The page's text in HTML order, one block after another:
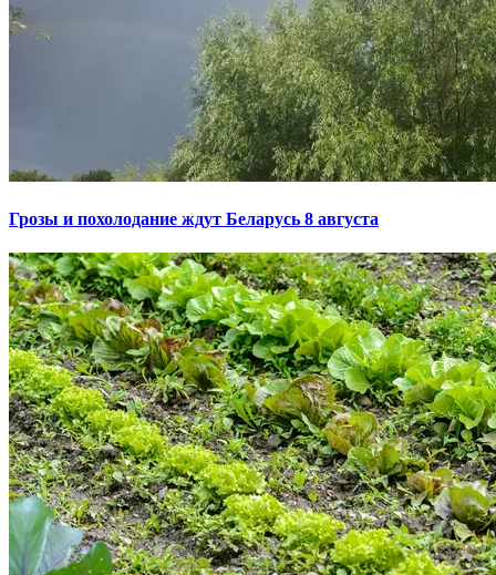
Грозы и похолодание ждут Беларусь 8 августа